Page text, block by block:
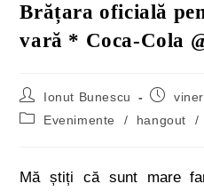
Brățara oficială
vară * Coca-Cola
Ionut Bunescu
Evenimente
/ hangout /
Mă știți că sunt mare